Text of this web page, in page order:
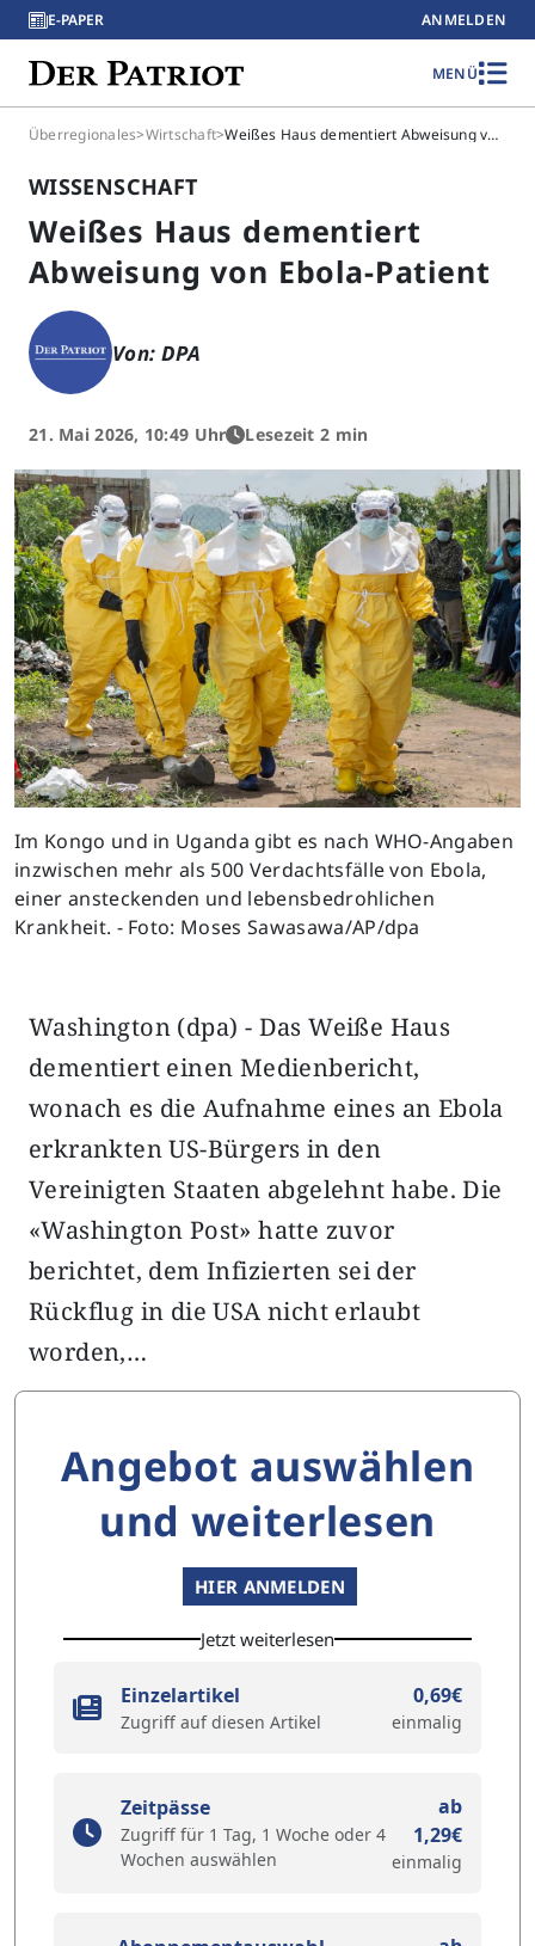
E-PAPER ANMELDEN
MENÜ
Überregionales>Wirtschaft> Weißes Haus dementiert Abweisung von Ebola-Patient
WISSENSCHAFT
Weißes Haus dementiert
Abweisung von Ebola-Patient
Von: DPA
21. Mai 2026, 10:49 Uhr Lesezeit 2 min
Im Kongo und in Uganda gibt es nach WHO-Angaben
inzwischen mehr als 500 Verdachtsfälle von Ebola,
einer ansteckenden und lebensbedrohlichen
Krankheit. - Foto: Moses Sawasawa/AP/dpa
Washington (dpa) - Das Weiße Haus
dementiert einen Medienbericht,
wonach es die Aufnahme eines an Ebola
erkrankten US-Bürgers in den
Vereinigten Staaten abgelehnt habe. Die
«Washington Post» hatte zuvor
berichtet, dem Infizierten sei der
Rückflug in die USA nicht erlaubt
worden,…
Angebot auswählen
und weiterlesen
HIER ANMELDEN
Jetzt weiterlesen
Einzelartikel
Zugriff auf diesen Artikel
0,69€
einmalig
Zeitpässe
Zugriff für 1 Tag, 1 Woche oder 4
Wochen auswählen
ab
1,29€
einmalig